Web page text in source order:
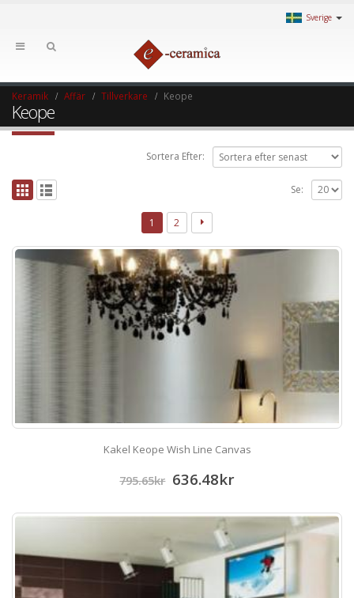
Sverige
Keramik Affär Tillverkare Keope
Keope
Sortera Efter:
Se:
1 2
Kakel Keope Wish Line Canvas
795.65kr 636.48kr